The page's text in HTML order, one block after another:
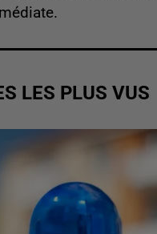
LES PLUS VUS